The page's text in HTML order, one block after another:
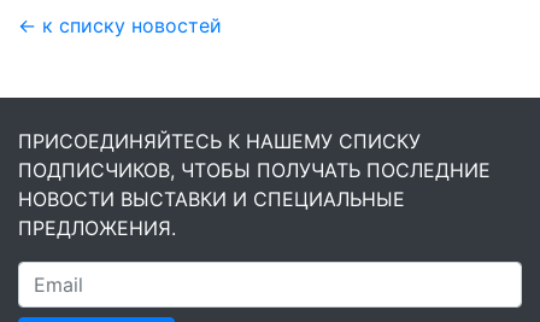
← к списку новостей
ПРИСОЕДИНЯЙТЕСЬ К НАШЕМУ СПИСКУ
ПОДПИСЧИКОВ, ЧТОБЫ ПОЛУЧАТЬ ПОСЛЕДНИЕ
НОВОСТИ ВЫСТАВКИ И СПЕЦИАЛЬНЫЕ
ПРЕДЛОЖЕНИЯ.